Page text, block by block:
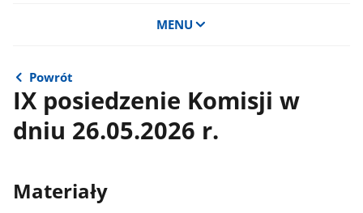
MENU
Powrót
IX posiedzenie Komisji w
dniu 26.05.2026 r.
Materiały